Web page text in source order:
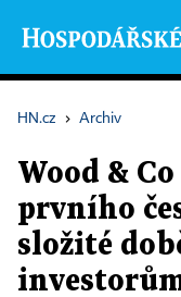
HN.cz › Archiv
Wood &
prvního
složité